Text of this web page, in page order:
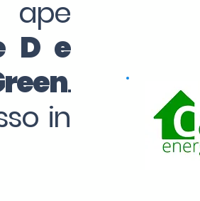
ape
D e
.
in